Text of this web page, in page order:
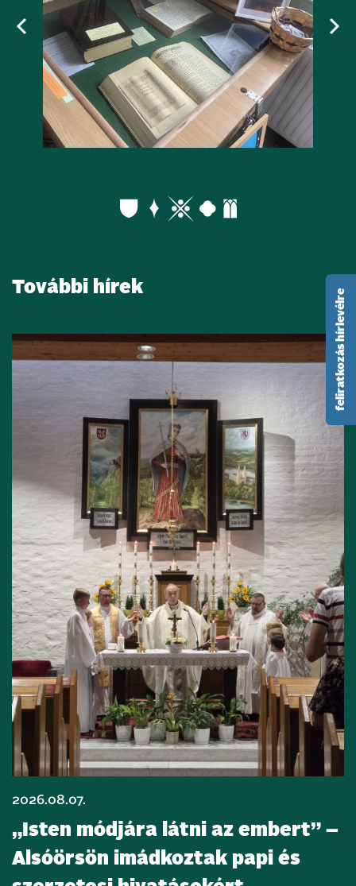
További hírek
2026.08.07.
„Isten módjára látni az embert” –
Alsóörsön imádkoztak papi és
feliratkozás hírlevélre